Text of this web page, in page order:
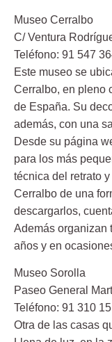
Museo Cerralbo
C/ Ventura
Teléfono: 91 547
Este museo se
Cerralbo, en pleno
de España. Su
además, con una
Desde su página
para los más
técnica del retrato
Cerralbo de una
descargarlos,
Además organizan
años y en
Museo Sorolla
Paseo General
Teléfono: 91 310
Otra de las casas